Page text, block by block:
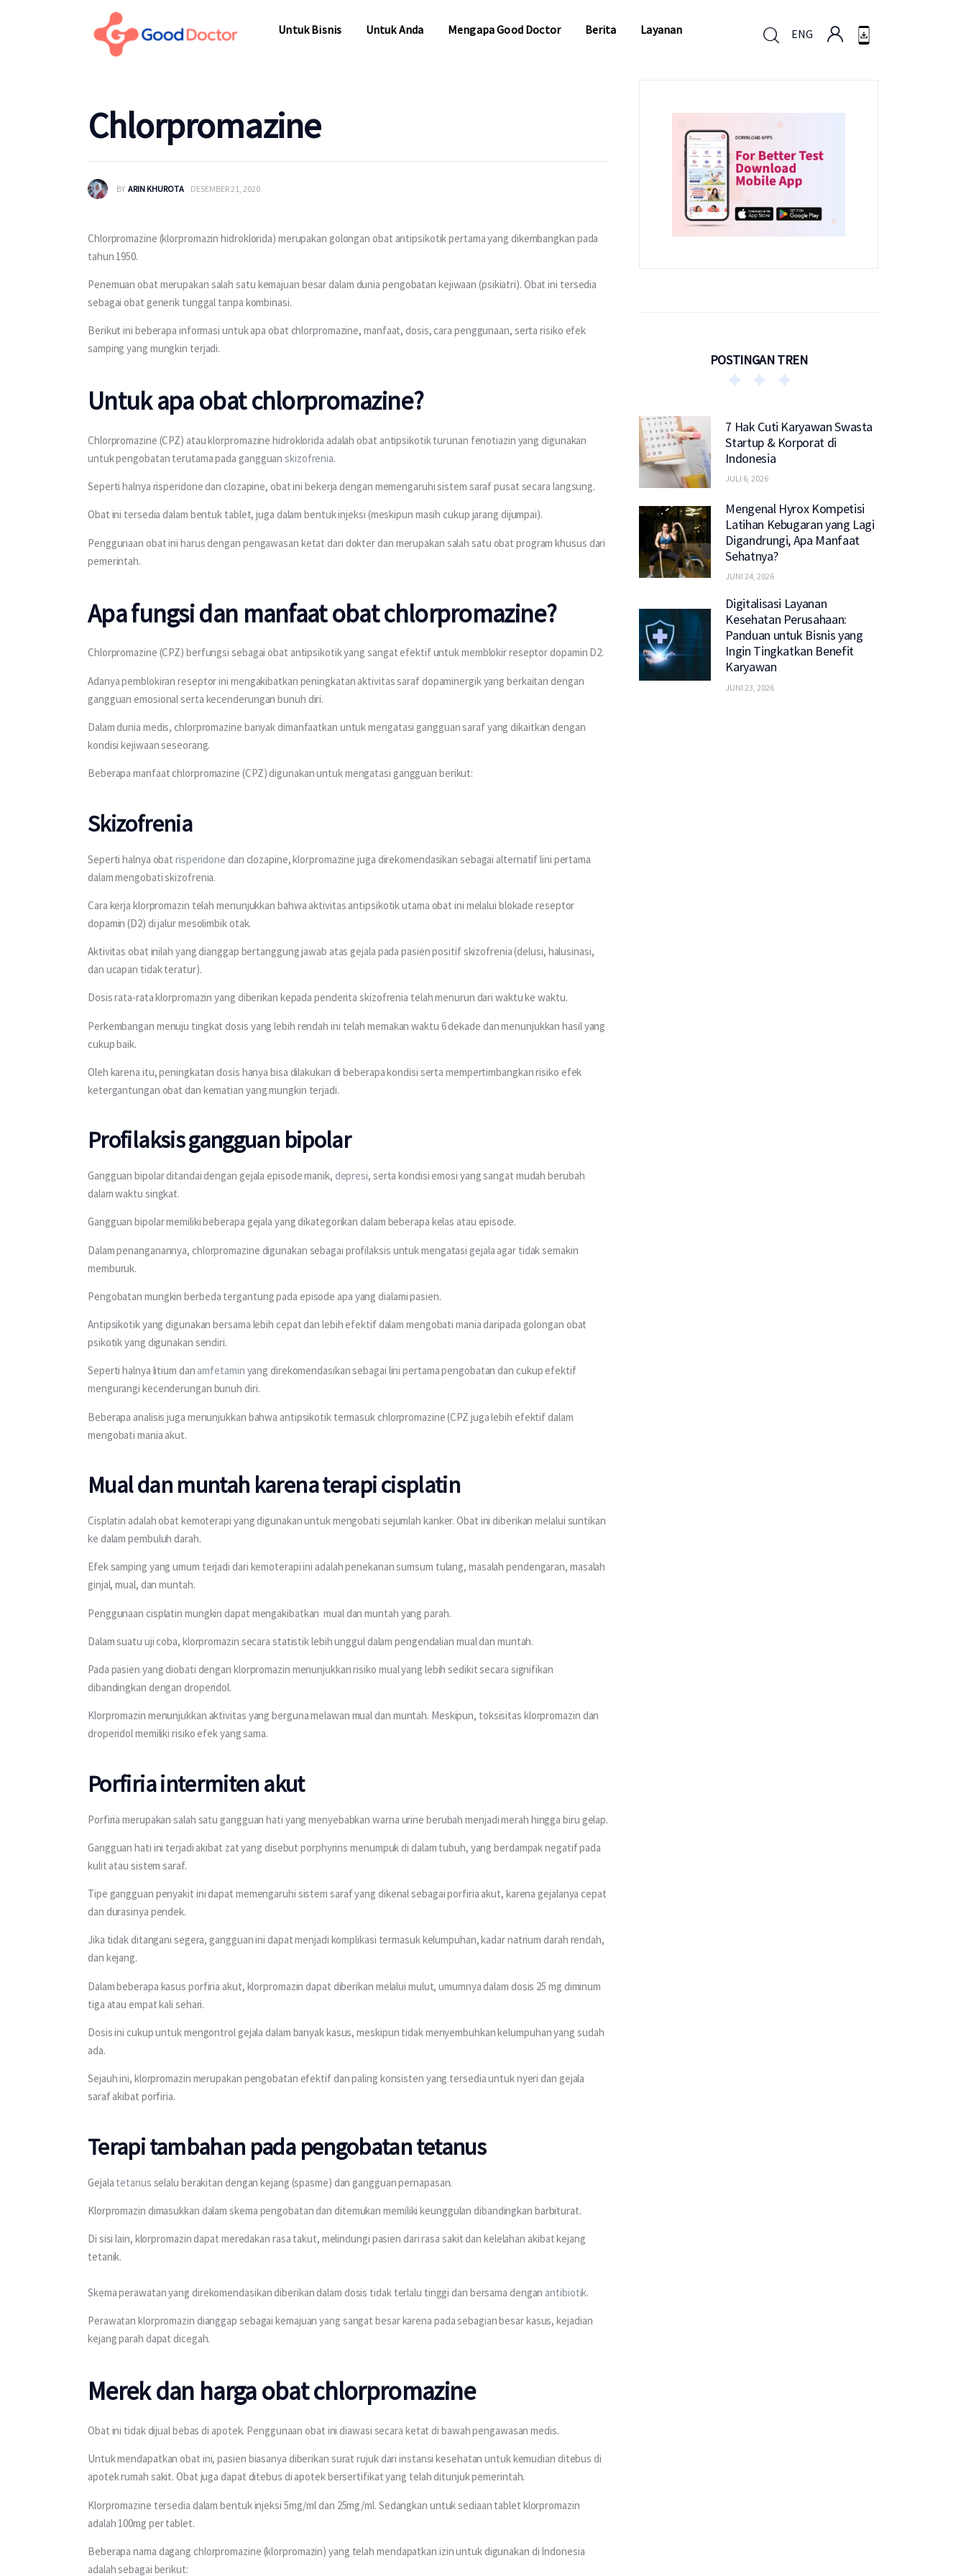
Untuk Bisnis Untuk Anda Mengapa Good Doctor Berita Layanan ENG
Chlorpromazine
BY ARIN KHUROTA DESEMBER 21, 2020
Chlorpromazine (klorpromazin hidroklorida) merupakan golongan obat antipsikotik pertama yang dikembangkan pada
tahun 1950.
Penemuan obat merupakan salah satu kemajuan besar dalam dunia pengobatan kejiwaan (psikiatri). Obat ini tersedia
sebagai obat generik tunggal tanpa kombinasi.
Berikut ini beberapa informasi untuk apa obat chlorpromazine, manfaat, dosis, cara penggunaan, serta risiko efek
samping yang mungkin terjadi.
Untuk apa obat chlorpromazine?
Chlorpromazine (CPZ) atau klorpromazine hidroklorida adalah obat antipsikotik turunan fenotiazin yang digunakan
untuk pengobatan terutama pada gangguan skizofrenia.
Seperti halnya risperidone dan clozapine, obat ini bekerja dengan memengaruhi sistem saraf pusat secara langsung.
Obat ini tersedia dalam bentuk tablet, juga dalam bentuk injeksi (meskipun masih cukup jarang dijumpai).
Penggunaan obat ini harus dengan pengawasan ketat dari dokter dan merupakan salah satu obat program khusus dari
pemerintah.
Apa fungsi dan manfaat obat chlorpromazine?
Chlorpromazine (CPZ) berfungsi sebagai obat antipsikotik yang sangat efektif untuk memblokir reseptor dopamin D2.
Adanya pemblokiran reseptor ini mengakibatkan peningkatan aktivitas saraf dopaminergik yang berkaitan dengan
gangguan emosional serta kecenderungan bunuh diri.
Dalam dunia medis, chlorpromazine banyak dimanfaatkan untuk mengatasi gangguan saraf yang dikaitkan dengan
kondisi kejiwaan seseorang.
Beberapa manfaat chlorpromazine (CPZ) digunakan untuk mengatasi gangguan berikut:
Skizofrenia
Seperti halnya obat risperidone dan clozapine, klorpromazine juga direkomendasikan sebagai alternatif lini pertama
dalam mengobati skizofrenia.
Cara kerja klorpromazin telah menunjukkan bahwa aktivitas antipsikotik utama obat ini melalui blokade reseptor
dopamin (D2) di jalur mesolimbik otak.
Aktivitas obat inilah yang dianggap bertanggung jawab atas gejala pada pasien positif skizofrenia (delusi, halusinasi,
dan ucapan tidak teratur).
Dosis rata-rata klorpromazin yang diberikan kepada penderita skizofrenia telah menurun dari waktu ke waktu.
Perkembangan menuju tingkat dosis yang lebih rendah ini telah memakan waktu 6 dekade dan menunjukkan hasil yang
cukup baik.
Oleh karena itu, peningkatan dosis hanya bisa dilakukan di beberapa kondisi serta mempertimbangkan risiko efek
ketergantungan obat dan kematian yang mungkin terjadi.
Profilaksis gangguan bipolar
Gangguan bipolar ditandai dengan gejala episode manik, depresi, serta kondisi emosi yang sangat mudah berubah
dalam waktu singkat.
Gangguan bipolar memiliki beberapa gejala yang dikategorikan dalam beberapa kelas atau episode.
Dalam penanganannya, chlorpromazine digunakan sebagai profilaksis untuk mengatasi gejala agar tidak semakin
memburuk.
Pengobatan mungkin berbeda tergantung pada episode apa yang dialami pasien.
Antipsikotik yang digunakan bersama lebih cepat dan lebih efektif dalam mengobati mania daripada golongan obat
psikotik yang digunakan sendiri.
Seperti halnya litium dan amfetamin yang direkomendasikan sebagai lini pertama pengobatan dan cukup efektif
mengurangi kecenderungan bunuh diri.
Beberapa analisis juga menunjukkan bahwa antipsikotik termasuk chlorpromazine (CPZ juga lebih efektif dalam
mengobati mania akut.
Mual dan muntah karena terapi cisplatin
Cisplatin adalah obat kemoterapi yang digunakan untuk mengobati sejumlah kanker. Obat ini diberikan melalui suntikan
ke dalam pembuluh darah.
Efek samping yang umum terjadi dari kemoterapi ini adalah penekanan sumsum tulang, masalah pendengaran, masalah
ginjal, mual, dan muntah.
Penggunaan cisplatin mungkin dapat mengakibatkan  mual dan muntah yang parah.
Dalam suatu uji coba, klorpromazin secara statistik lebih unggul dalam pengendalian mual dan muntah.
Pada pasien yang diobati dengan klorpromazin menunjukkan risiko mual yang lebih sedikit secara signifikan
dibandingkan dengan droperidol.
Klorpromazin menunjukkan aktivitas yang berguna melawan mual dan muntah. Meskipun, toksisitas klorpromazin dan
droperidol memiliki risiko efek yang sama.
Porfiria intermiten akut
Porfiria merupakan salah satu gangguan hati yang menyebabkan warna urine berubah menjadi merah hingga biru gelap.
Gangguan hati ini terjadi akibat zat yang disebut porphyrins menumpuk di dalam tubuh, yang berdampak negatif pada
kulit atau sistem saraf.
Tipe gangguan penyakit ini dapat memengaruhi sistem saraf yang dikenal sebagai porfiria akut, karena gejalanya cepat
dan durasinya pendek.
Jika tidak ditangani segera, gangguan ini dapat menjadi komplikasi termasuk kelumpuhan, kadar natrium darah rendah,
dan kejang.
Dalam beberapa kasus porfiria akut, klorpromazin dapat diberikan melalui mulut, umumnya dalam dosis 25 mg diminum
tiga atau empat kali sehari.
Dosis ini cukup untuk mengontrol gejala dalam banyak kasus, meskipun tidak menyembuhkan kelumpuhan yang sudah
ada.
Sejauh ini, klorpromazin merupakan pengobatan efektif dan paling konsisten yang tersedia untuk nyeri dan gejala
saraf akibat porfiria.
Terapi tambahan pada pengobatan tetanus
Gejala tetanus selalu berakitan dengan kejang (spasme) dan gangguan pernapasan.
Klorpromazin dimasukkan dalam skema pengobatan dan ditemukan memiliki keunggulan dibandingkan barbiturat.
Di sisi lain, klorpromazin dapat meredakan rasa takut, melindungi pasien dari rasa sakit dan kelelahan akibat kejang
tetanik.
Skema perawatan yang direkomendasikan diberikan dalam dosis tidak terlalu tinggi dan bersama dengan antibiotik.
Perawatan klorpromazin dianggap sebagai kemajuan yang sangat besar karena pada sebagian besar kasus, kejadian
kejang parah dapat dicegah.
Merek dan harga obat chlorpromazine
Obat ini tidak dijual bebas di apotek. Penggunaan obat ini diawasi secara ketat di bawah pengawasan medis.
Untuk mendapatkan obat ini, pasien biasanya diberikan surat rujuk dari instansi kesehatan untuk kemudian ditebus di
apotek rumah sakit. Obat juga dapat ditebus di apotek bersertifikat yang telah ditunjuk pemerintah.
Klorpromazine tersedia dalam bentuk injeksi 5mg/ml dan 25mg/ml. Sedangkan untuk sediaan tablet klorpromazin
adalah 100mg per tablet.
Beberapa nama dagang chlorpromazine (klorpromazin) yang telah mendapatkan izin untuk digunakan di Indonesia
adalah sebagai berikut:
POSTINGAN TREN
7 Hak Cuti Karyawan Swasta
Startup & Korporat di
Indonesia
JULI 6, 2026
Mengenal Hyrox Kompetisi
Latihan Kebugaran yang Lagi
Digandrungi, Apa Manfaat
Sehatnya?
JUNI 24, 2026
Digitalisasi Layanan
Kesehatan Perusahaan:
Panduan untuk Bisnis yang
Ingin Tingkatkan Benefit
Karyawan
JUNI 23, 2026